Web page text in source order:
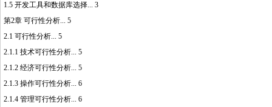
1.5 开发工具和数据库选择... 3
第2章 可行性分析... 5
2.1 可行性分析... 5
2.1.1 技术可行性分析... 5
2.1.2 经济可行性分析... 5
2.1.3 操作可行性分析... 6
2.1.4 管理可行性分析... 6